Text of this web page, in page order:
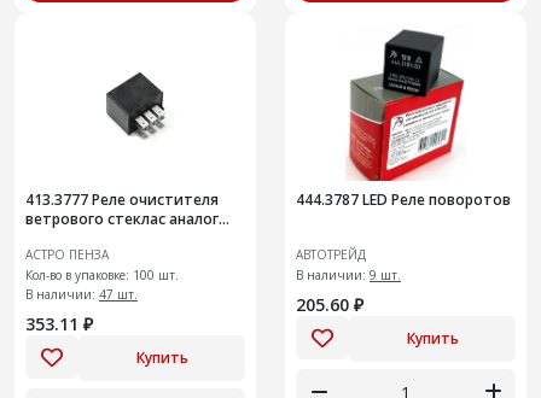
413.3777 Реле очистителя
ветрового стеклас аналог
АСТРО ПЕНЗА
Кол-во в упаковке: 100 шт.
В наличии: 47 шт.
353.11 ₽
Купить
444.3787 LED Реле поворотов
АВТОТРЕЙД
В наличии: 9 шт.
205.60 ₽
Купить